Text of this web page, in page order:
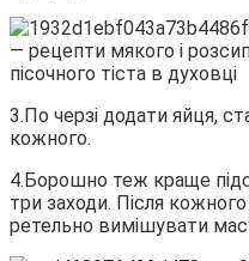
3.По черзі додати яйця,
кожного.
4.Борошно теж краще
три заходи. Після
ретельно вимішувати